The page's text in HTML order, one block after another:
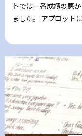
トでは一番成績の悪
ました。 アプロット